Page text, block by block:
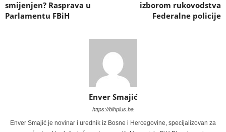
smijenjen? Rasprava u
Parlamentu FBiH
izborom rukovodstva
Federalne policije
Enver Smajić
https://bihplus.ba
Enver Smajić je novinar i urednik iz Bosne i Hercegovine, specijalizovan za